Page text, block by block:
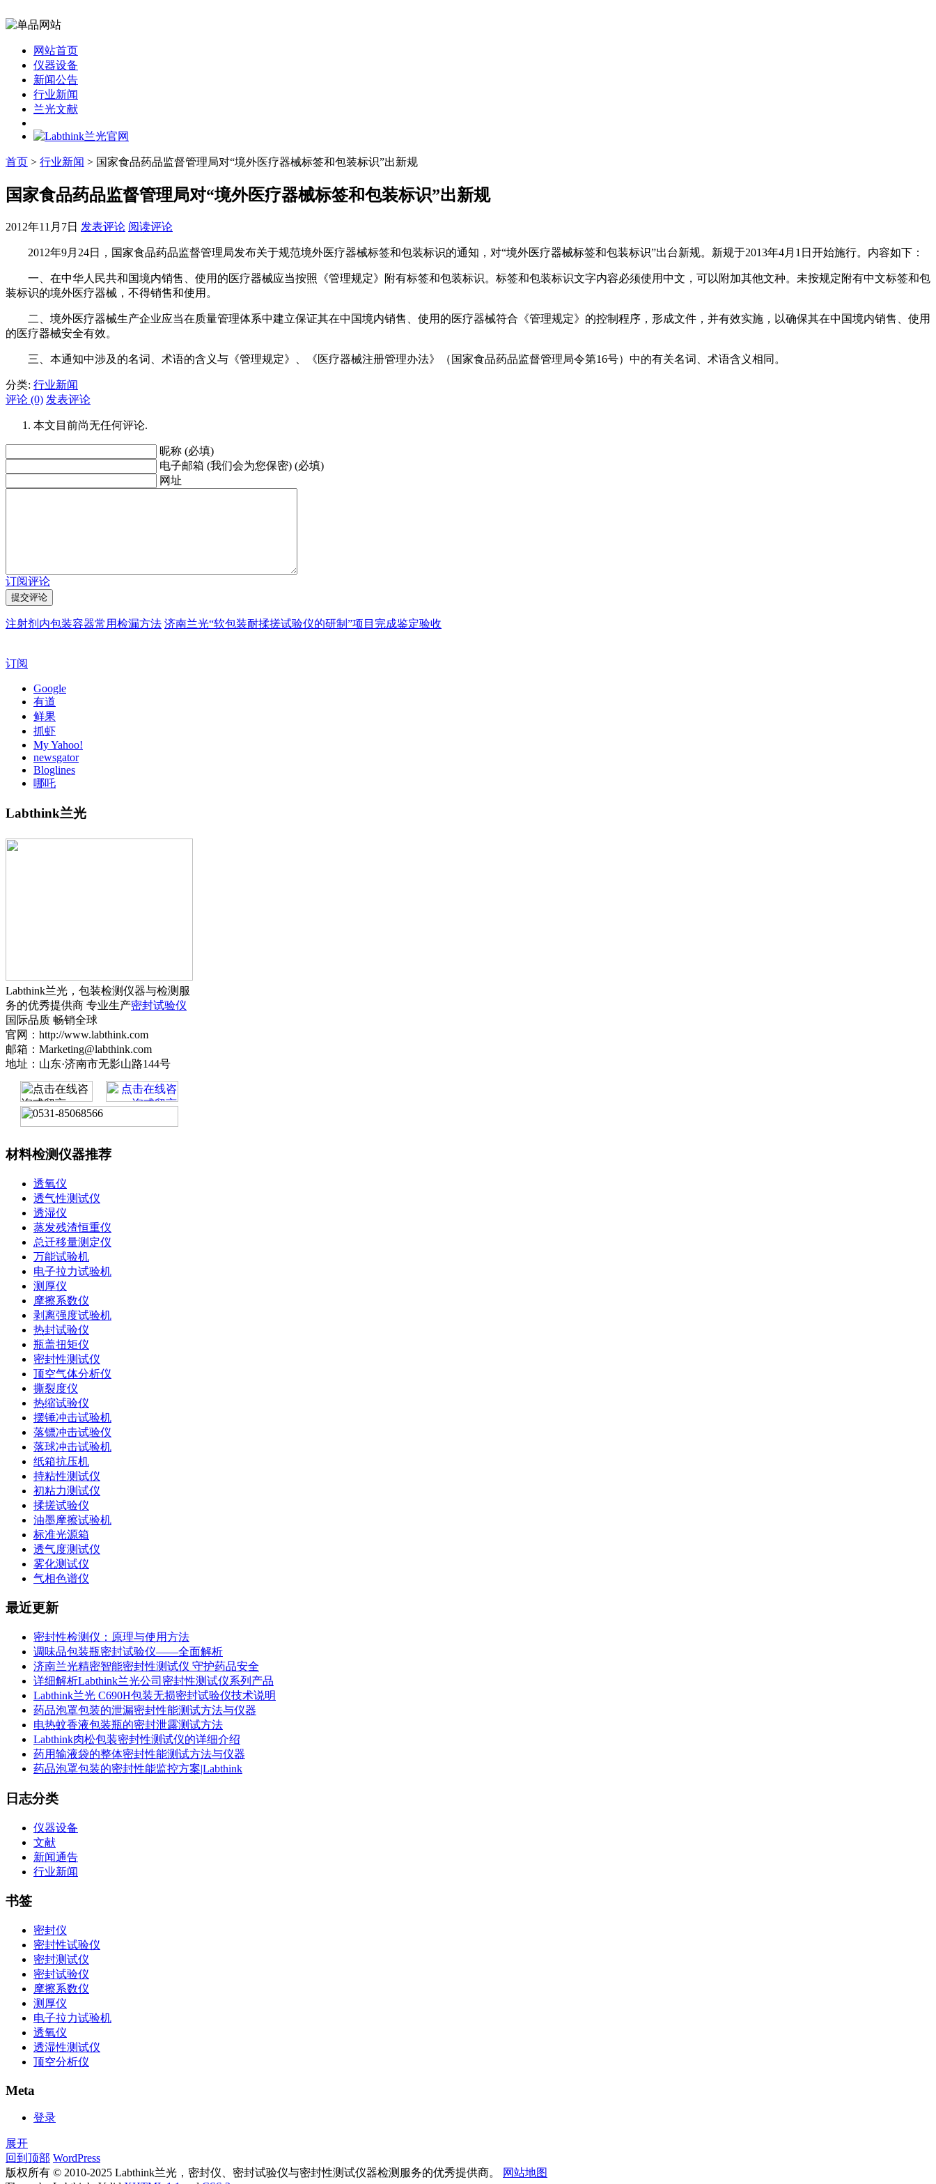
网站首页
仪器设备
新闻公告
行业新闻
兰光文献
首页 > 行业新闻 > 国家食品药品监督管理局对“境外医疗器械标签和包装标识”出新规
国家食品药品监督管理局对“境外医疗器械标签和包装标识”出新规
2012年11月7日 发表评论 阅读评论
2012年9月24日，国家食品药品监督管理局发布关于规范境外医疗器械标签和包装标识的通知，对“境外医疗器械标签和包装标识”出台新规。新规于2013年4月1日开始施行。内容如下：
一、在中华人民共和国境内销售、使用的医疗器械应当按照《管理规定》附有标签和包装标识。标签和包装标识文字内容必须使用中文，可以附加其他文种。未按规定附有中文标签和包
装标识的境外医疗器械，不得销售和使用。
二、境外医疗器械生产企业应当在质量管理体系中建立保证其在中国境内销售、使用的医疗器械符合《管理规定》的控制程序，形成文件，并有效实施，以确保其在中国境内销售、使用
的医疗器械安全有效。
三、本通知中涉及的名词、术语的含义与《管理规定》、《医疗器械注册管理办法》（国家食品药品监督管理局令第16号）中的有关名词、术语含义相同。
分类: 行业新闻
评论 (0) 发表评论
本文目前尚无任何评论.
昵称 (必填)
电子邮箱 (我们会为您保密) (必填)
网址
订阅评论
注射剂内包装容器常用检漏方法 济南兰光“软包装耐揉搓试验仪的研制”项目完成鉴定验收
订阅
Google
有道
鲜果
抓虾
My Yahoo!
newsgator
Bloglines
哪吒
Labthink兰光
Labthink兰光，包装检测仪器与检测服
务的优秀提供商 专业生产密封试验仪
国际品质 畅销全球
官网：http://www.labthink.com
邮箱：Marketing@labthink.com
地址：山东·济南市无影山路144号
材料检测仪器推荐
透氧仪
透气性测试仪
透湿仪
蒸发残渣恒重仪
总迁移量测定仪
万能试验机
电子拉力试验机
测厚仪
摩擦系数仪
剥离强度试验机
热封试验仪
瓶盖扭矩仪
密封性测试仪
顶空气体分析仪
撕裂度仪
热缩试验仪
摆锤冲击试验机
落镖冲击试验仪
落球冲击试验机
纸箱抗压机
持粘性测试仪
初粘力测试仪
揉搓试验仪
油墨摩擦试验机
标准光源箱
透气度测试仪
雾化测试仪
气相色谱仪
最近更新
密封性检测仪：原理与使用方法
调味品包装瓶密封试验仪——全面解析
济南兰光精密智能密封性测试仪 守护药品安全
详细解析Labthink兰光公司密封性测试仪系列产品
Labthink兰光 C690H包装无损密封试验仪技术说明
药品泡罩包装的泄漏密封性能测试方法与仪器
电热蚊香液包装瓶的密封泄露测试方法
Labthink肉松包装密封性测试仪的详细介绍
药用输液袋的整体密封性能测试方法与仪器
药品泡罩包装的密封性能监控方案|Labthink
日志分类
仪器设备
文献
新闻通告
行业新闻
书签
密封仪
密封性试验仪
密封测试仪
密封试验仪
摩擦系数仪
测厚仪
电子拉力试验机
透氧仪
透湿性测试仪
顶空分析仪
Meta
登录
展开
回到顶部 WordPress
版权所有 © 2010-2025 Labthink兰光，密封仪、密封试验仪与密封性测试仪器检测服务的优秀提供商。
网站地图